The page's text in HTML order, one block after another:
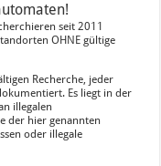
seit 2011
OHNE gültige
Recherche, jeder
Es liegt in der
illegalen
der hier genannten
oder illegale